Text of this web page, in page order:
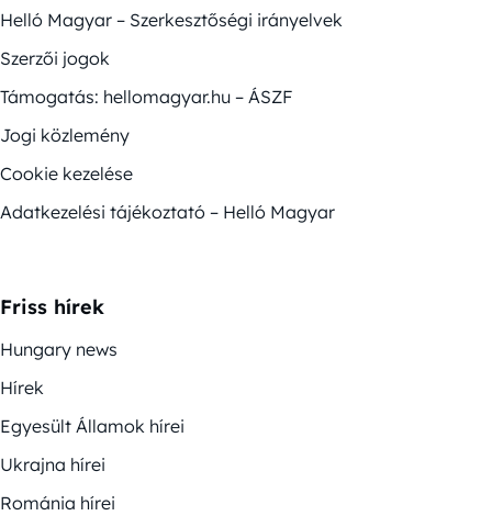
Helló Magyar – Szerkesztőségi irányelvek
Szerzői jogok
Támogatás: hellomagyar.hu – ÁSZF
Jogi közlemény
Cookie kezelése
Adatkezelési tájékoztató – Helló Magyar
Friss hírek
Hungary news
Hírek
Egyesült Államok hírei
Ukrajna hírei
Románia hírei